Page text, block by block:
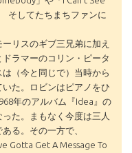
そしてたちまちファンに
リスのギブ三兄弟に加え
ラマーのコリン・ピータ
（今と同じで）当時から
た。ロビンはピアノをひ
年のアルバム『Idea』の
た。まもなく今度は三人
る。その一方で、
Gotta Get A Message To